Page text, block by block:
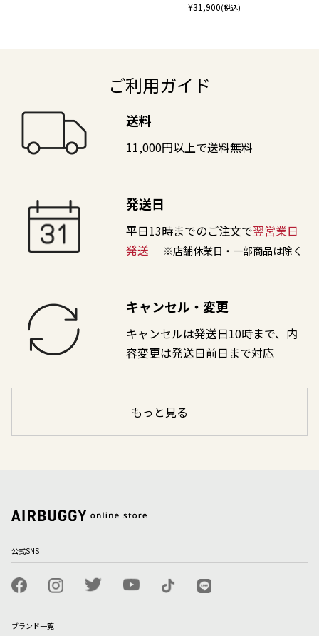
¥31,900(税込)
ご利用ガイド
送料
11,000円以上で送料無料
発送日
平日13時までのご注文で翌営業日
発送
※店舗休業日・一部商品は除く
キャンセル・変更
キャンセルは発送日10時まで、内
容変更は発送日前日まで対応
もっと見る
公式SNS
ブランド一覧